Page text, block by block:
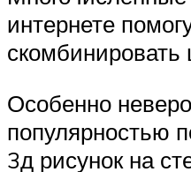
интернете
скомбинировать
Особенно
популярностью
3д рисунок на